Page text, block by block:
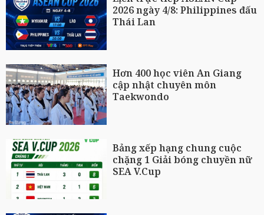
2026 ngày 4/8: Philippines đấu
Thái Lan
Hơn 400 học viên An Giang
cập nhật chuyên môn
Taekwondo
Bảng xếp hạng chung cuộc
chặng 1 Giải bóng chuyền nữ
SEA V.Cup